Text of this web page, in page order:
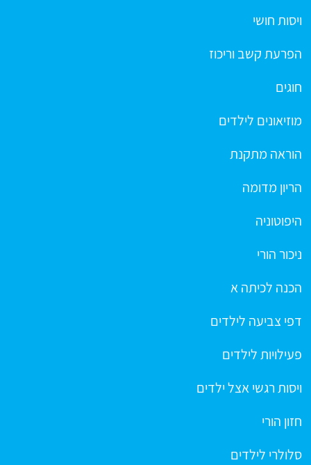
ויסות חושי
הפרעת קשב וריכוז
חוגים
מוזיאונים לילדים
הוראה מתקנת
הריון מדומה
היפוטוניה
ניכור הורי
הכנה לכיתה א
דפי צביעה לילדים
פעילויות לילדים
ויסות רגשי אצל ילדים
חזון הורי
סלולרי לילדים